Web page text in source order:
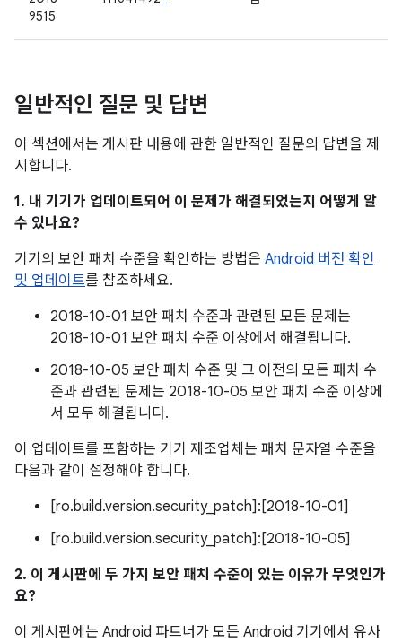
9515
일반적인 질문 및 답변
이 섹션에서는 게시판 내용에 관한 일반적인 질문의 답변을 제
시합니다.
1. 내 기기가 업데이트되어 이 문제가 해결되었는지 어떻게 알
수 있나요?
기기의 보안 패치 수준을 확인하는 방법은 Android 버전 확인
및 업데이트를 참조하세요.
2018-10-01 보안 패치 수준과 관련된 모든 문제는
2018-10-01 보안 패치 수준 이상에서 해결됩니다.
2018-10-05 보안 패치 수준 및 그 이전의 모든 패치 수
준과 관련된 문제는 2018-10-05 보안 패치 수준 이상에
서 모두 해결됩니다.
이 업데이트를 포함하는 기기 제조업체는 패치 문자열 수준을
다음과 같이 설정해야 합니다.
[ro.build.version.security_patch]:[2018-10-01]
[ro.build.version.security_patch]:[2018-10-05]
2. 이 게시판에 두 가지 보안 패치 수준이 있는 이유가 무엇인가
요?
이 게시판에는 Android 파트너가 모든 Android 기기에서 유사